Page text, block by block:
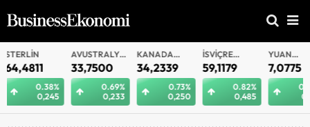
AVUSTRALYA
DOLARI
33,7500
0.69%
0,233
KANADA
DOLARI
34,2339
0.73%
0,250
İSVIÇRE
FRANKI
59,1179
0.82%
0,485
YUAN
OFFSHORE
7,0775
0.29%
0,021
YUAN
7,0812